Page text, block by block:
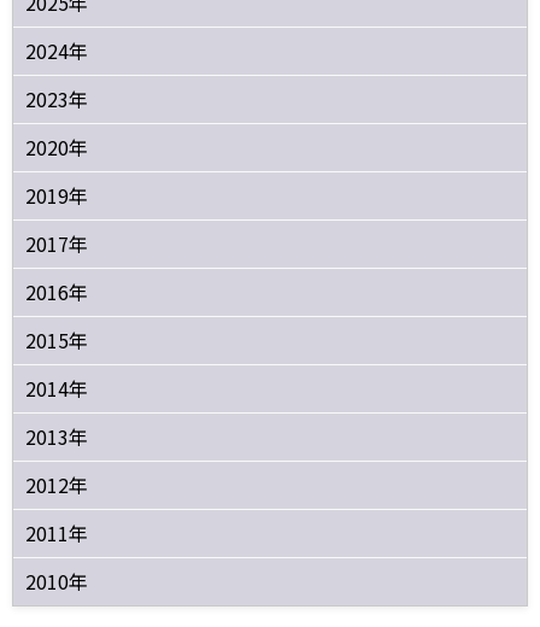
2024年
2023年
2020年
2019年
2017年
2016年
2015年
2014年
2013年
2012年
2011年
2010年